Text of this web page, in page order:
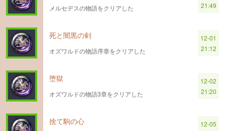
メルセデスの物語をクリアした
21:49
死と闇黒の剣
オズワルドの物語序章をクリアした
12-01
21:12
堕獄
オズワルドの物語3章をクリアした
12-02
21:20
捨て駒の心
12-05